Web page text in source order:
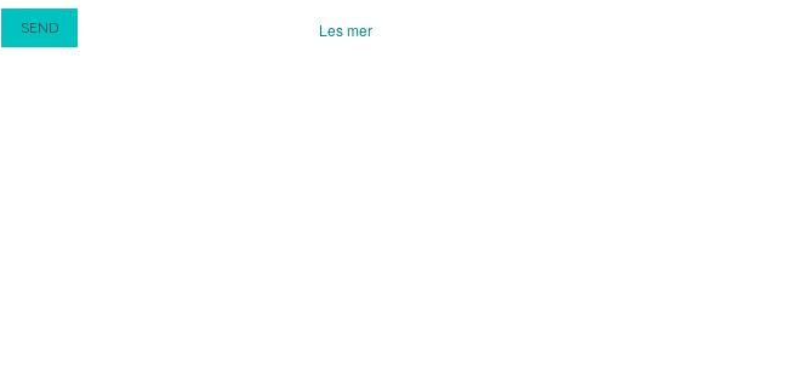
Les mer